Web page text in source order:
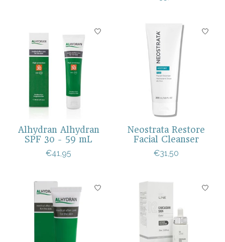
Alhydran Alhydran
SPF 30 - 59 mL
€41,95
Neostrata Restore
Facial Cleanser
€31,50